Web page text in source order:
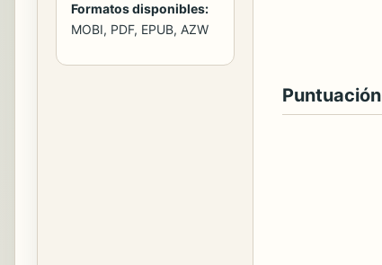
Formatos disponibles:
MOBI, PDF, EPUB, AZW
Puntuación